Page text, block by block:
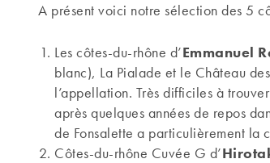
A présent voici notre sélection des 5
Les côtes-du-rhône d’Emmanuel
blanc), La Pialade et le Château
l’appellation. Très difficiles à
après quelques années de repos
de Fonsalette a particulièrement
Côtes-du-rhône Cuvée G d’